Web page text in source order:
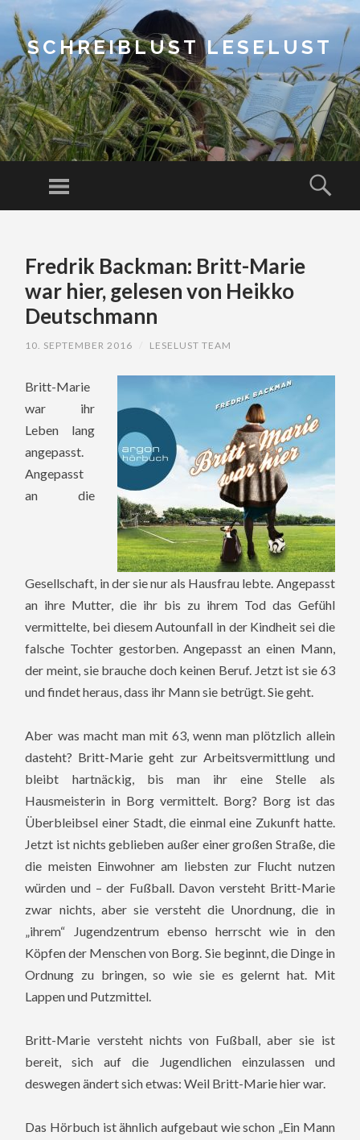
SCHREIBLUST LESELUST
Menu
CONTENTFredrik Backman: Britt-Marie
war hier, gelesen von Heikko
Deutschmann
10. SEPTEMBER 2016 LESELUST TEAM
Britt-Marie
war ihr
Leben lang
angepasst.
Angepasst
an die
Gesellschaft, in der sie nur als Hausfrau lebte. Angepasst
an ihre Mutter, die ihr bis zu ihrem Tod das Gefühl
vermittelte, bei diesem Autounfall in der Kindheit sei die
falsche Tochter gestorben. Angepasst an einen Mann,
der meint, sie brauche doch keinen Beruf. Jetzt ist sie 63
und findet heraus, dass ihr Mann sie betrügt. Sie geht.
Aber was macht man mit 63, wenn man plötzlich allein
dasteht? Britt-Marie geht zur Arbeitsvermittlung und
bleibt hartnäckig, bis man ihr eine Stelle als
Hausmeisterin in Borg vermittelt. Borg? Borg ist das
Überbleibsel einer Stadt, die einmal eine Zukunft hatte.
Jetzt ist nichts geblieben außer einer großen Straße, die
die meisten Einwohner am liebsten zur Flucht nutzen
würden und – der Fußball.Davon versteht Britt-Marie
zwar nichts, aber sie versteht die Unordnung, die in
„ihrem“ Jugendzentrum ebenso herrscht wie in den
Köpfen der Menschen von Borg. Sie beginnt, die Dinge in
Ordnung zu bringen, so wie sie es gelernt hat. Mit
Lappen und Putzmittel.
Britt-Marie versteht nichts von Fußball, aber sie ist
bereit, sich auf die Jugendlichen einzulassen und
deswegen ändert sich etwas: Weil Britt-Marie hier war.
Das Hörbuch ist ähnlich aufgebaut wie schon „Ein Mann